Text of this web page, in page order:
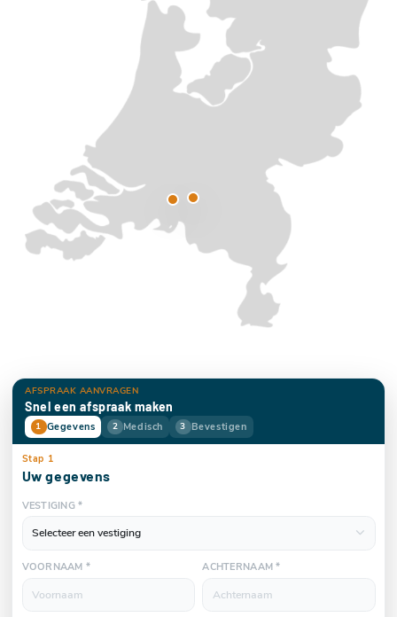
AFSPRAAK AANVRAGEN
Snel een afspraak maken
1 Gegevens 2 Medisch 3 Bevestigen
Stap 1
Uw gegevens
VESTIGING *
VOORNAAM * ACHTERNAAM *